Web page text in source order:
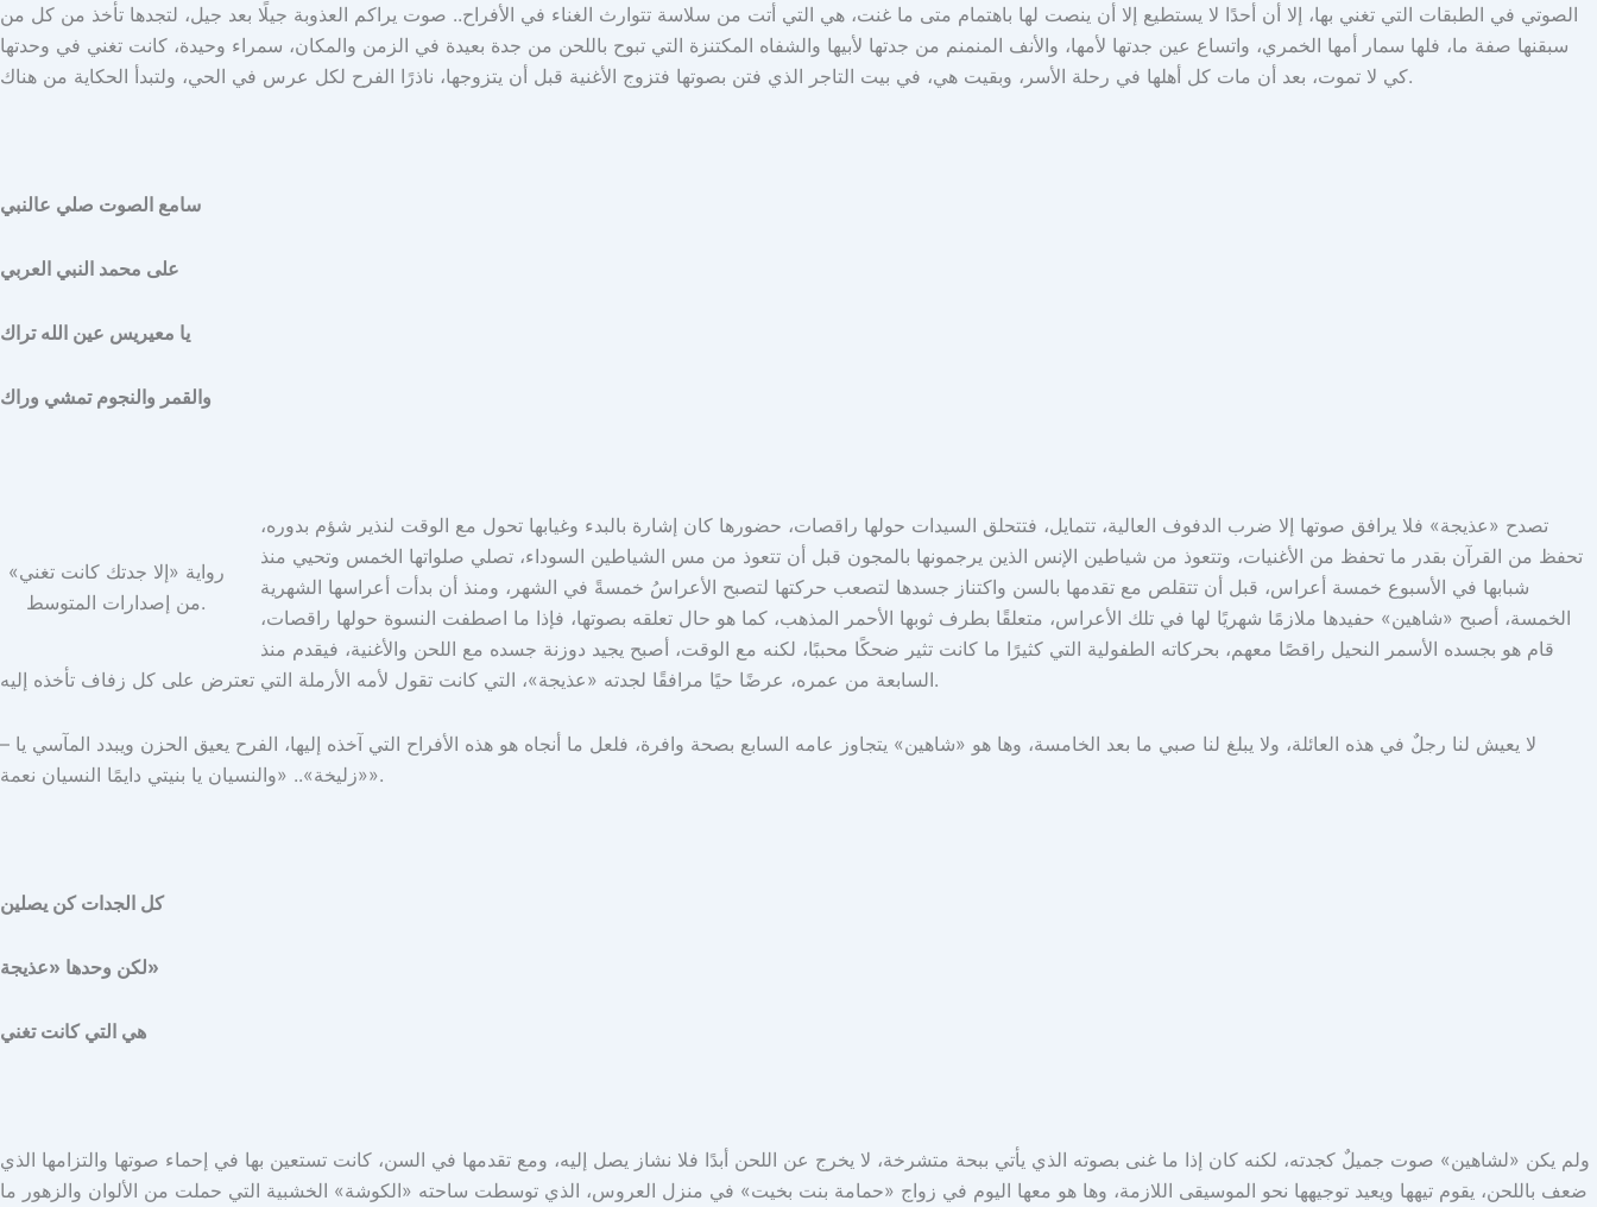
الصوتي في الطبقات التي تغني بها، إلا أن أحدًا لا يستطيع إلا أن ينصت لها باهتمام متى ما غنت، هي التي أتت من سلاسة تتوارث الغناء في الأفراح.. صوت يراكم العذوبة جيلًا بعد جيل، لتجدها تأخذ من كل من
سبقنها صفة ما، فلها سمار أمها الخمري، واتساع عين جدتها لأمها، والأنف المنمنم من جدتها لأبيها والشفاه المكتنزة التي تبوح باللحن من جدة بعيدة في الزمن والمكان، سمراء وحيدة، كانت تغني في وحدتها
كي لا تموت، بعد أن مات كل أهلها في رحلة الأسر، وبقيت هي، في بيت التاجر الذي فتن بصوتها فتزوج الأغنية قبل أن يتزوجها، ناذرًا الفرح لكل عرس في الحي، ولتبدأ الحكاية من هناك.
سامع الصوت صلي عالنبي
على محمد النبي العربي
يا معيريس عين الله تراك
والقمر والنجوم تمشي وراك
رواية «إلا جدتك كانت تغني»
من إصدارات المتوسط.
تصدح «عذيجة» فلا يرافق صوتها إلا ضرب الدفوف العالية، تتمايل، فتتحلق السيدات حولها راقصات، حضورها كان إشارة بالبدء وغيابها تحول مع الوقت لنذير شؤم بدوره،
تحفظ من القرآن بقدر ما تحفظ من الأغنيات، وتتعوذ من شياطين الإنس الذين يرجمونها بالمجون قبل أن تتعوذ من مس الشياطين السوداء، تصلي صلواتها الخمس وتحيي منذ
شبابها في الأسبوع خمسة أعراس، قبل أن تتقلص مع تقدمها بالسن واكتناز جسدها لتصعب حركتها لتصبح الأعراسُ خمسةً في الشهر، ومنذ أن بدأت أعراسها الشهرية
الخمسة، أصبح «شاهين» حفيدها ملازمًا شهريًا لها في تلك الأعراس، متعلقًا بطرف ثوبها الأحمر المذهب، كما هو حال تعلقه بصوتها، فإذا ما اصطفت النسوة حولها راقصات،
قام هو بجسده الأسمر النحيل راقصًا معهم، بحركاته الطفولية التي كثيرًا ما كانت تثير ضحكًا محببًا، لكنه مع الوقت، أصبح يجيد دوزنة جسده مع اللحن والأغنية، فيقدم منذ
السابعة من عمره، عرضًا حيًا مرافقًا لجدته «عذيجة»، التي كانت تقول لأمه الأرملة التي تعترض على كل زفاف تأخذه إليه.
– لا يعيش لنا رجلٌ في هذه العائلة، ولا يبلغ لنا صبي ما بعد الخامسة، وها هو «شاهين» يتجاوز عامه السابع بصحة وافرة، فلعل ما أنجاه هو هذه الأفراح التي آخذه إليها، الفرح يعيق الحزن ويبدد المآسي يا
«زليخة».. «والنسيان يا بنيتي دايمًا النسيان نعمة».
كل الجدات كن يصلين
لكن وحدها «عذيجة»
هي التي كانت تغني
ولم يكن «لشاهين» صوت جميلٌ كجدته، لكنه كان إذا ما غنى بصوته الذي يأتي ببحة متشرخة، لا يخرج عن اللحن أبدًا فلا نشاز يصل إليه، ومع تقدمها في السن، كانت تستعين بها في إحماء صوتها والتزامها الذي
ضعف باللحن، يقوم تيهها ويعيد توجيهها نحو الموسيقى اللازمة، وها هو معها اليوم في زواج «حمامة بنت بخيت» في منزل العروس، الذي توسطت ساحته «الكوشة» الخشبية التي حملت من الألوان والزهور ما